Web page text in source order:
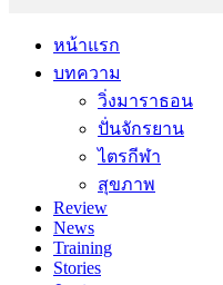
หน้าแรก
บทความ
วิ่งมาราธอน
ปั่นจักรยาน
ไตรกีฬา
สุขภาพ
Review
News
Training
Stories